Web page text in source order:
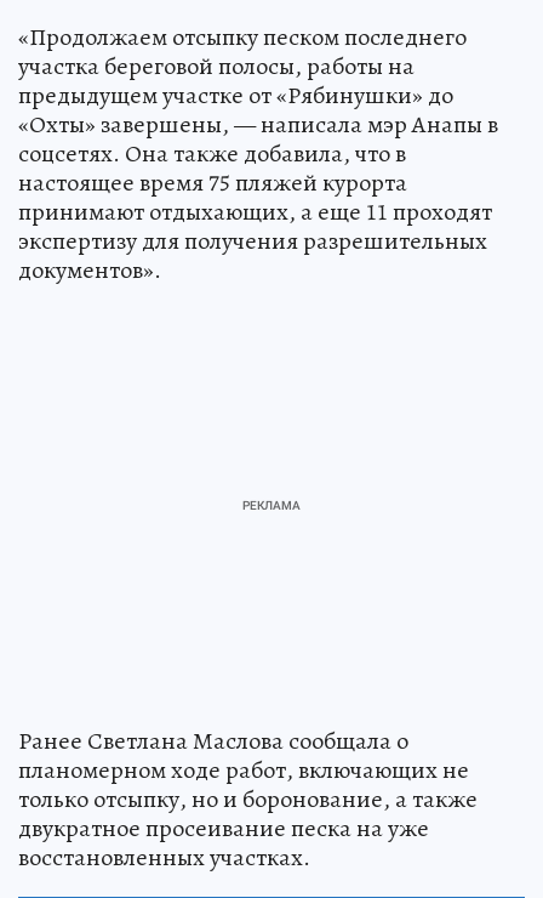
«Продолжаем отсыпку песком последнего
участка береговой полосы, работы на
предыдущем участке от «Рябинушки» до
«Охты» завершены, — написала мэр Анапы в
соцсетях. Она также добавила, что в
настоящее время 75 пляжей курорта
принимают отдыхающих, а еще 11 проходят
экспертизу для получения разрешительных
документов».
Ранее Светлана Маслова сообщала о
планомерном ходе работ, включающих не
только отсыпку, но и боронование, а также
двукратное просеивание песка на уже
восстановленных участках.